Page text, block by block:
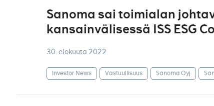
Sanoma sai toimialan
kansainvälisessä ISS ESG
30. elokuuta 2022
Investor News Vastuullisuus Sanoma Oyj